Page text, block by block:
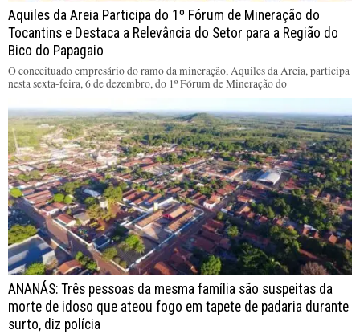
Aquiles da Areia Participa do 1º Fórum de Mineração do
Tocantins e Destaca a Relevância do Setor para a Região do
Bico do Papagaio
O conceituado empresário do ramo da mineração, Aquiles da Areia, participa
nesta sexta-feira, 6 de dezembro, do 1º Fórum de Mineração do
ANANÁS: Três pessoas da mesma família são suspeitas da
morte de idoso que ateou fogo em tapete de padaria durante
surto, diz polícia